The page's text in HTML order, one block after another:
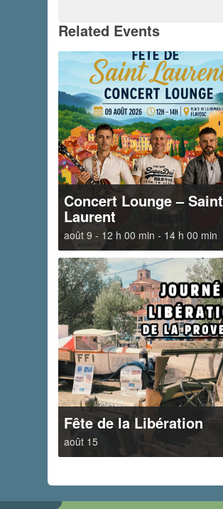
Related Events
Concert Lounge – Saint
Laurent
août 9 - 12 h 00 min - 14 h 00 min
Fête de la Libération
août 15